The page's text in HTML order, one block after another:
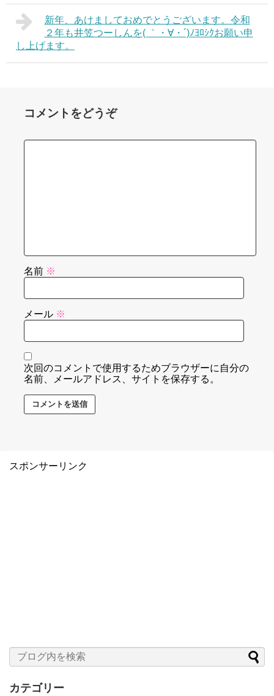
新年、あけましておめでとうございます。令和
２年も井笠つーしんを( ｀・∀・´)ﾉﾖﾛｼｸお願い申
し上げます。
コメントをどうぞ
名前 ※
メール ※
次回のコメントで使用するためブラウザーに自分の
名前、メールアドレス、サイトを保存する。
スポンサーリンク
カテゴリー